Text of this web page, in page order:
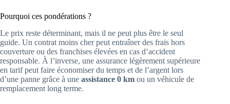
Pourquoi ces pondérations ?
Le prix reste déterminant, mais il ne peut plus être le seul
guide. Un contrat moins cher peut entraîner des frais hors
couverture ou des franchises élevées en cas d’accident
responsable. À l’inverse, une assurance légèrement supérieure
en tarif peut faire économiser du temps et de l’argent lors
d’une panne grâce à une assistance 0 km ou un véhicule de
remplacement long terme.